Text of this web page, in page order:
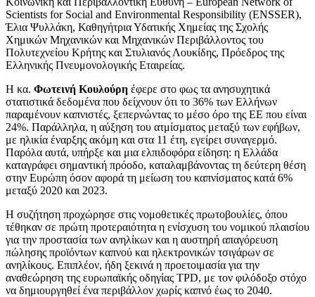
Scientists for Social and Environmental Responsibility (ENSSER),
Έλια Ψυλλάκη, Καθηγήτρια Υδατικής Χημείας της Σχολής
Χημικών Μηχανικών και Μηχανικών Περιβάλλοντος του
Πολυτεχνείου Κρήτης και Στυλιανός Λουκίδης, Πρόεδρος της
Ελληνικής Πνευμονολογικής Εταιρείας.
Η κα. Φωτεινή Κουλούρη έφερε στο φως τα ανησυχητικά
στατιστικά δεδομένα που δείχνουν ότι το 36% των Ελλήνων
παραμένουν καπνιστές, ξεπερνώντας το μέσο όρο της ΕΕ που είναι
24%. Παράλληλα, η αύξηση του ατμίσματος μεταξύ των εφήβων,
με ηλικία έναρξης ακόμη και στα 11 έτη, εγείρει συναγερμό.
Παρόλα αυτά, υπήρξε και μια ελπιδοφόρα είδηση: η Ελλάδα
καταγράφει σημαντική πρόοδο, καταλαμβάνοντας τη δεύτερη θέση
στην Ευρώπη όσον αφορά τη μείωση του καπνίσματος κατά 6%
μεταξύ 2020 και 2023.
Η συζήτηση προχώρησε στις νομοθετικές πρωτοβουλίες, όπου
τέθηκαν σε πρώτη προτεραιότητα η ενίσχυση του νομικού πλαισίου
για την προστασία των ανηλίκων και η αυστηρή απαγόρευση
πώλησης προϊόντων καπνού και ηλεκτρονικών τσιγάρων σε
ανηλίκους. Επιπλέον, ήδη ξεκινά η προετοιμασία για την
αναθεώρηση της ευρωπαϊκής οδηγίας TPD, με τον φιλόδοξο στόχο
να δημιουργηθεί ένα περιβάλλον χωρίς καπνό έως το 2040.